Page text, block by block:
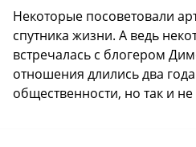
Некоторые посоветовали
спутника жизни. А ведь
встречалась с блогером
отношения длились два
общественности, но так и